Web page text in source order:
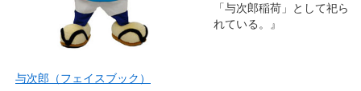
「与次郎稲荷」として祀ら
れている。』
与次郎（フェイスブック）